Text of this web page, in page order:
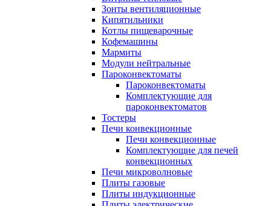
Зонты вентиляционные
Кипятильники
Котлы пищеварочные
Кофемашины
Мармиты
Модули нейтральные
Пароконвектоматы
Пароконвектоматы
Комплектующие для
пароконвектоматов
Тостеры
Печи конвекционные
Печи конвекционные
Комплектующие для печей
конвекционных
Печи микроволновые
Плиты газовые
Плиты индукционные